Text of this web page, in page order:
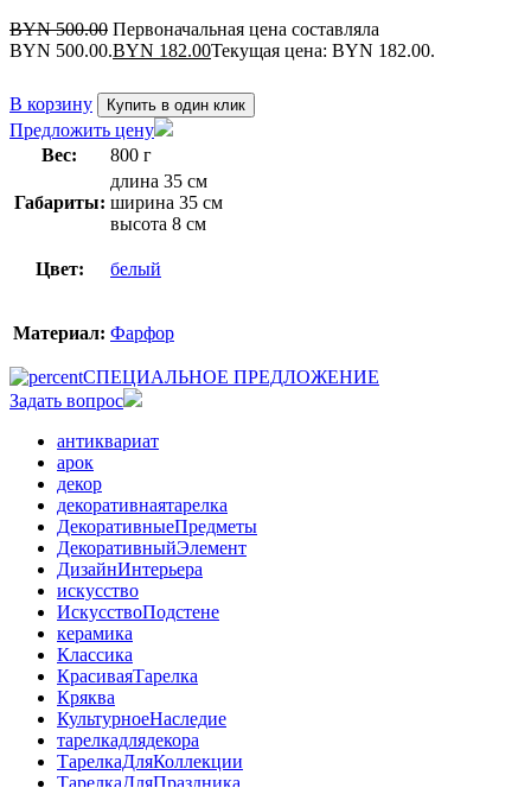
BYN500.00 Первоначальная цена составляла
BYN 500.00.BYN 182.00Текущая цена: BYN 182.00.
В корзину Купить в один клик
Предложить цену
Вес:
800 г
Габариты:
длина 35 см
ширина 35 см
высота 8 см
Цвет: белый
Материал: Фарфор
СПЕЦИАЛЬНОЕ ПРЕДЛОЖЕНИЕ
Задать вопрос
антиквариат
арок
декор
декоративнаятарелка
ДекоративныеПредметы
ДекоративныйЭлемент
ДизайнИнтерьера
искусство
ИскусствоПодстене
керамика
Классика
КрасиваяТарелка
Кряква
КультурноеНаследие
тарелкадлядекора
ТарелкаДляКоллекции
ТарелкаДляПраздника